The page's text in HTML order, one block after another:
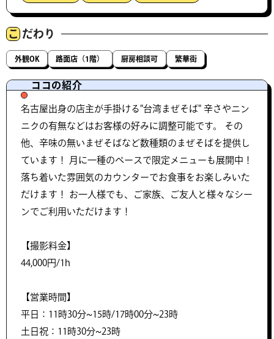
こ だわり
外観OK 路面店（1階） 厨房相談可 繁華街
ココの紹介
名古屋出身の店主が手掛ける"台湾まぜそば" 辛さやニン
ニクの有無などはお客様の好みに調整可能です。 その
他、辛味の無いまぜそばなど数種類のまぜそばを提供し
ています！ 月に一種のペースで限定メニューも展開中！
落ち着いた雰囲気のカウンターでお食事をお楽しみいた
だけます！ お一人様でも、ご家族、ご友人と様々なシー
ンでご利用いただけます！
【撮影料金】
44,000円/1h
【営業時間】
平日：11時30分~15時/17時00分~23時
土日祝：11時30分~23時